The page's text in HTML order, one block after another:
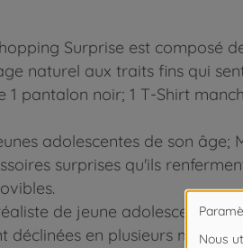
Surprise est composé
naturel aux traits fins qui
1 pantalon noir; 1 T-Shirt
adolescentes de son
surprises qu'ils
de jeune adolescente.
déclinées en plusieurs